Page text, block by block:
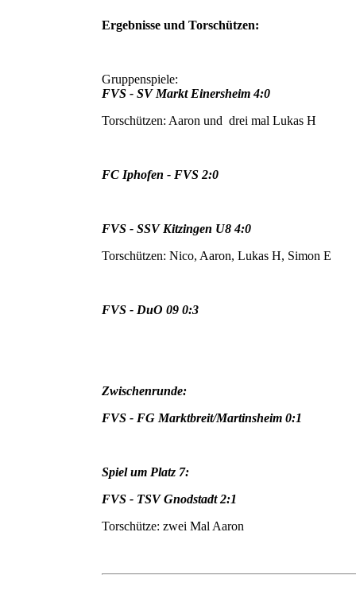
Ergebnisse und Torschützen:
Gruppenspiele:
FVS - SV Markt Einersheim 4:0
Torschützen: Aaron und drei mal Lukas H
FC Iphofen - FVS 2:0
FVS - SSV Kitzingen U8 4:0
Torschützen: Nico, Aaron, Lukas H, Simon E
FVS - DuO 09 0:3
Zwischenrunde:
FVS - FG Marktbreit/Martinsheim 0:1
Spiel um Platz 7:
FVS - TSV Gnodstadt 2:1
Torschütze: zwei Mal Aaron